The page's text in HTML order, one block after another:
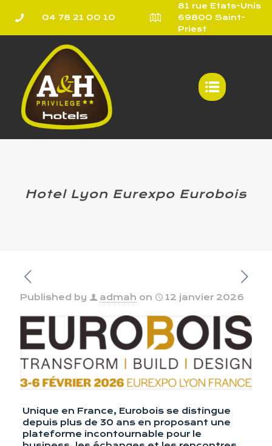
04 78 21 00 10
81 rue Etats-Unis
69800 Saint-
Priest
Hotel Lyon Eurexpo Eurobois
Published by admah on 12 janvier 2026
Unique en France, Eurobois se distingue
depuis plus de 30 ans en proposant une
plateforme incontournable pour le